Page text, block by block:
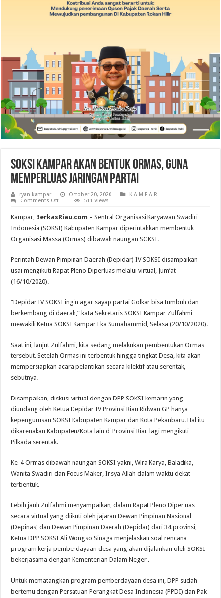
SOKSI Kampar Akan Bentuk Ormas, Guna
Memperluas Jaringan Partai
ryan kampar October 20, 2020
K A M P A R
Comments Offon
Kampar
Akan
Bentuk
Ormas,
Guna
Partai
511 Views
Kampar, BerkasRiau.com – Sentral Organisasi Karyawan Swadiri
Indonesia (SOKSI) Kabupaten Kampar diperintahkan membentuk
Organisasi Massa (Ormas) dibawah naungan SOKSI.
Perintah Dewan Pimpinan Daerah (Depidar) IV SOKSI disampaikan
usai mengikuti Rapat Pleno Diperluas melalui virtual, Jum’at
(16/10/2020).
“Depidar IV SOKSI ingin agar sayap partai Golkar bisa tumbuh dan
berkembang di daerah,” kata Sekretaris SOKSI Kampar Zulfahmi
mewakili Ketua SOKSI Kampar Eka Sumahammid, Selasa (20/10/2020).
Saat ini, lanjut Zulfahmi, kita sedang melakukan pembentukan Ormas
tersebut. Setelah Ormas ini terbentuk hingga tingkat Desa, kita akan
mempersiapkan acara pelantikan secara kilektif atau serentak,
sebutnya.
Disampaikan, diskusi virtual dengan DPP SOKSI kemarin yang
diundang oleh Ketua Depidar IV Provinsi Riau Ridwan GP hanya
kepengurusan SOKSI Kabupaten Kampar dan Kota Pekanbaru. Hal itu
dikarenakan Kabupaten/Kota lain di Provinsi Riau lagi mengikuti
Pilkada serentak.
Ke-4 Ormas dibawah naungan SOKSI yakni, Wira Karya, Baladika,
Wanita Swadiri dan Focus Maker, Insya Allah dalam waktu dekat
terbentuk.
Lebih jauh Zulfahmi menyampaikan, dalam Rapat Pleno Diperluas
secara virtual yang diikuti oleh jajaran Dewan Pimpinan Nasional
(Depinas) dan Dewan Pimpinan Daerah (Depidar) dari 34 provinsi,
Ketua DPP SOKSI Ali Wongso Sinaga menjelaskan soal rencana
program kerja pemberdayaan desa yang akan dijalankan oleh SOKSI
bekerjasama dengan Kementerian Dalam Negeri.
Untuk mematangkan program pemberdayaan desa ini, DPP sudah
bertemu dengan Persatuan Perangkat Desa Indonesia (PPDI) dan Pak